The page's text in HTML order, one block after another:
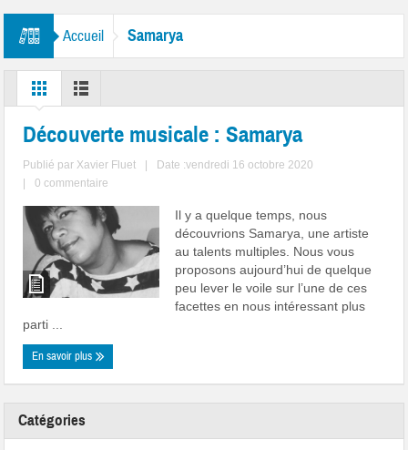
Accueil Samarya
Découverte musicale : Samarya
Publié par Xavier Fluet
Date :vendredi 16 octobre 2020
0 commentaire
Il y a quelque temps, nous
découvrions Samarya, une artiste
au talents multiples. Nous vous
proposons aujourd’hui de quelque
peu lever le voile sur l’une de ces
facettes en nous intéressant plus
parti ...
En savoir plus
Catégories